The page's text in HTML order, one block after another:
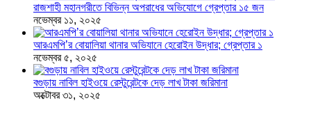
রাজশাহী মহানগরীতে বিভিন্ন অপরাধের অভিযোগে গ্রেপ্তার ১৫ জন
নভেম্বর ১১, ২০২৫
আরএমপি’র বোয়ালিয়া থানার অভিযানে হেরোইন উদ্ধার; গ্রেপ্তার ১
নভেম্বর ৫, ২০২৫
বগুড়ায় নাবিল হাইওয়ে রেস্টুরেন্টকে দেড় লাখ টাকা জরিমানা
অক্টোবর ৩১, ২০২৫